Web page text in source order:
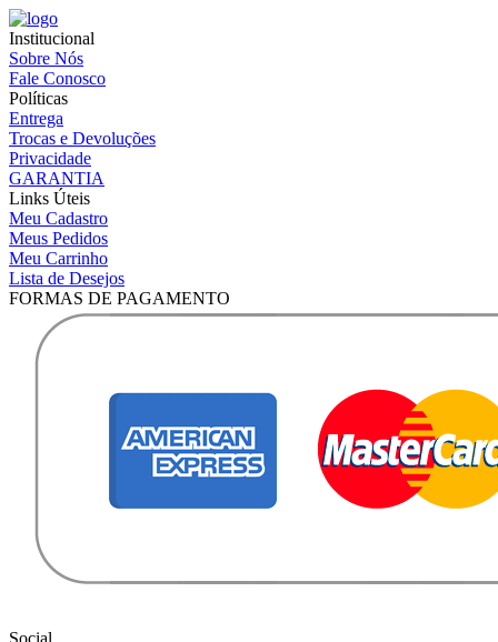
Institucional
Sobre Nós
Fale Conosco
Políticas
Entrega
Trocas e Devoluções
Privacidade
GARANTIA
Links Úteis
Meu Cadastro
Meus Pedidos
Meu Carrinho
Lista de Desejos
FORMAS DE PAGAMENTO
Social